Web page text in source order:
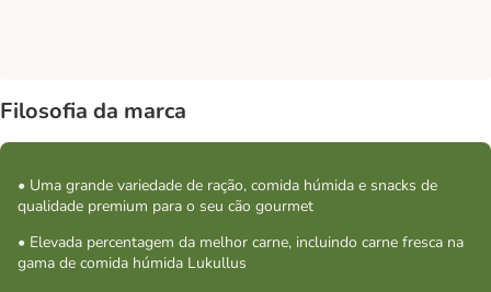
Filosofia da marca
• Uma grande variedade de ração, comida húmida e snacks de
qualidade premium para o seu cão gourmet
• Elevada percentagem da melhor carne, incluindo carne fresca na
gama de comida húmida Lukullus